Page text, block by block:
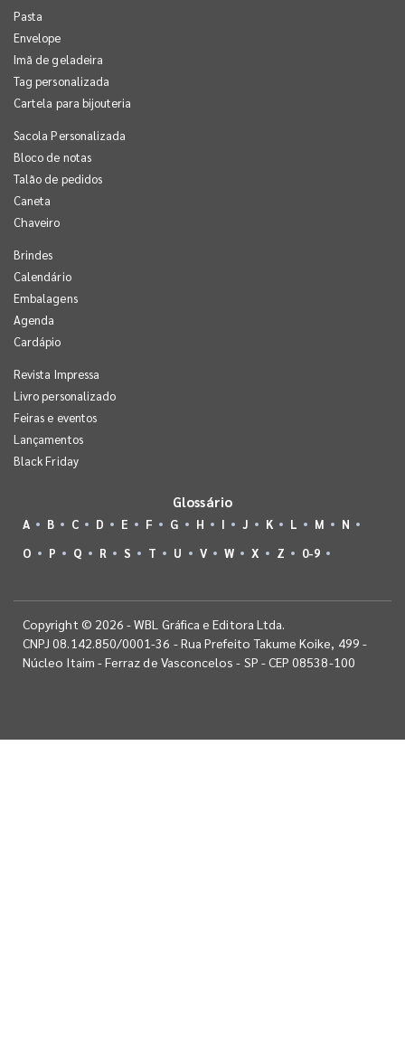
Pasta
Envelope
Imã de geladeira
Tag personalizada
Cartela para bijouteria
Sacola Personalizada
Bloco de notas
Talão de pedidos
Caneta
Chaveiro
Brindes
Calendário
Embalagens
Agenda
Cardápio
Revista Impressa
Livro personalizado
Feiras e eventos
Lançamentos
Black Friday
Glossário
A B C D E F G H I J K L M
N
O
P Q R S T U V W X Z 0-9
Copyright © 2026 - WBL Gráfica e Editora Ltda.
CNPJ 08.142.850/0001-36 - Rua Prefeito Takume Koike, 499 -
Núcleo Itaim - Ferraz de Vasconcelos - SP - CEP 08538-100